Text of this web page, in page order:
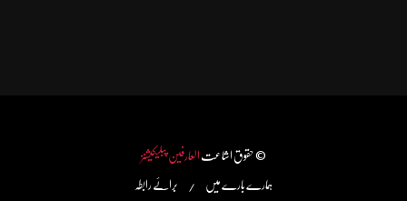
© حقوق اشاعت العارفین پبلیکیشنز
ہمارے بارے میں برائے رابطہ